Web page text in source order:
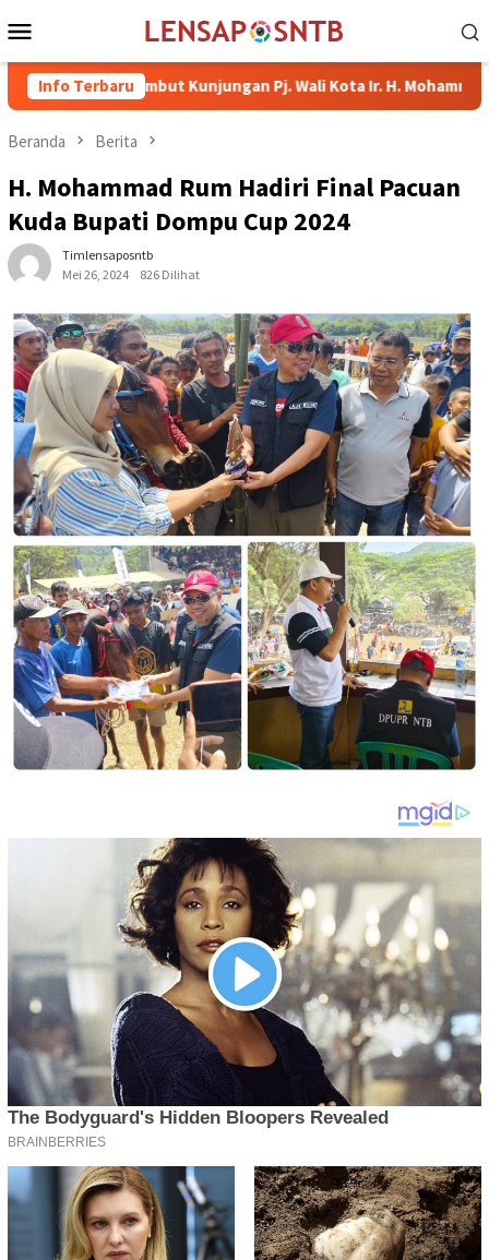
ke
Mobile
Info Terbaru
Sambut Kunjungan Pj. Wali Kota Ir. H. Mohammad Rum, MT
Beranda Berita
H. Mohammad Rum Hadiri Final Pacuan
Kuda Bupati Dompu Cup 2024
Timlensaposntb
Mei 26, 2024
826 Dilihat